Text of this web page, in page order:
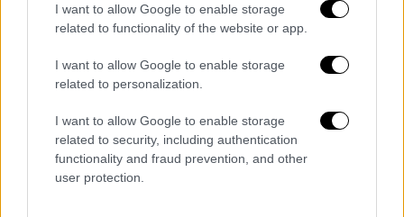
I want to allow Google to enable storage
related to functionality of the website or app.
I want to allow Google to enable storage
related to personalization.
I want to allow Google to enable storage
related to security, including authentication
functionality and fraud prevention, and other
user protection.